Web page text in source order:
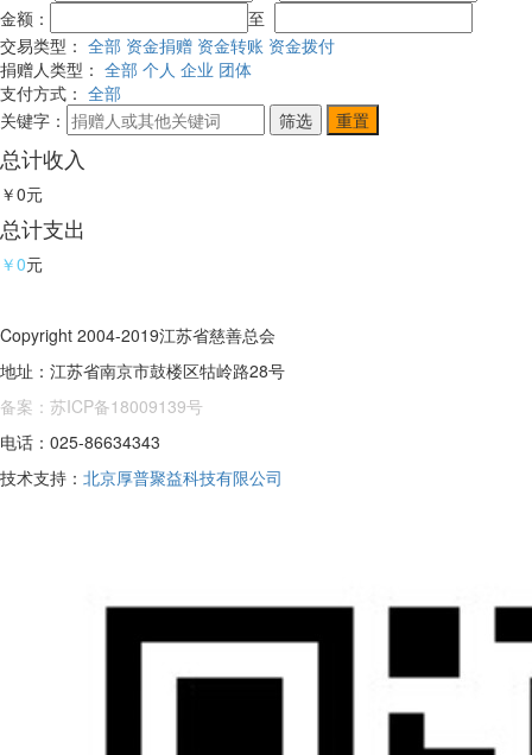
金额：
至
交易类型： 全部 资金捐赠 资金转账 资金拨付
捐赠人类型： 全部 个人 企业 团体
支付方式： 全部
关键字：
总计收入
￥0元
总计支出
￥0元
Copyright 2004-2019江苏省慈善总会
地址：江苏省南京市鼓楼区牯岭路28号
备案：苏ICP备18009139号
电话：025-86634343
技术支持： 北京厚普聚益科技有限公司